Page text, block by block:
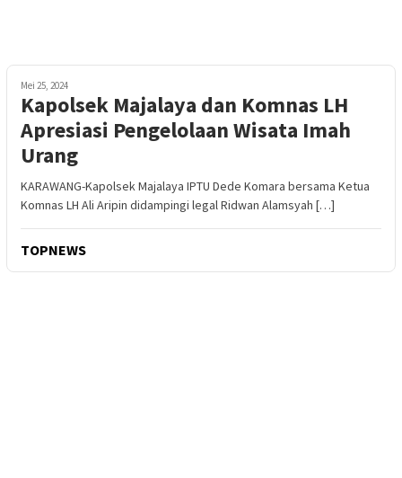
Mei 25, 2024
Kapolsek Majalaya dan Komnas LH
Apresiasi Pengelolaan Wisata Imah
Urang
KARAWANG-Kapolsek Majalaya IPTU Dede Komara bersama Ketua
Komnas LH Ali Aripin didampingi legal Ridwan Alamsyah […]
TOPNEWS